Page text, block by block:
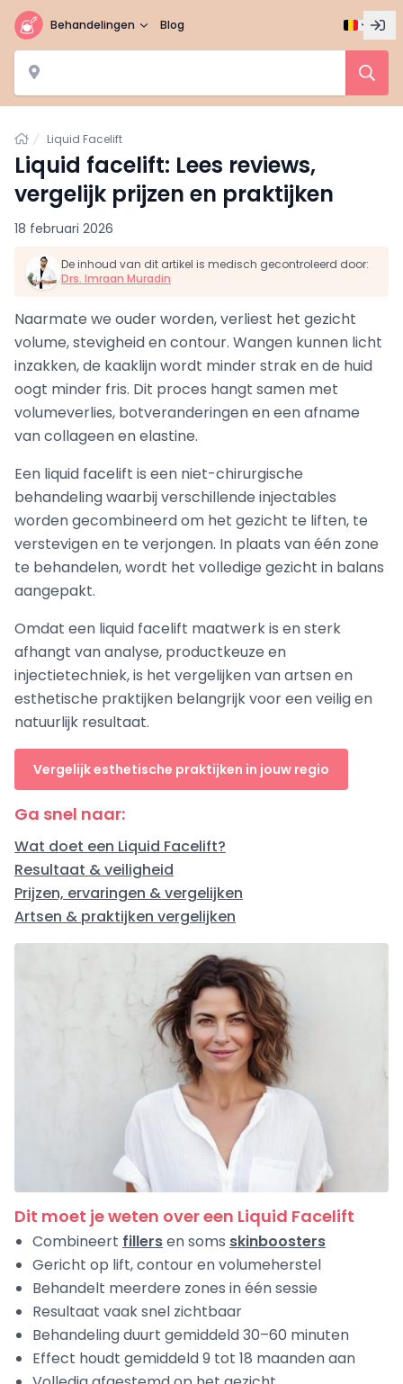
Behandelingen Blog
HomeLiquid Facelift
Liquid facelift: Lees reviews,
vergelijk prijzen en praktijken
18 februari 2026
De inhoud van dit artikel is medisch gecontroleerd door:
Drs. Imraan Muradin
Naarmate we ouder worden, verliest het gezicht
volume, stevigheid en contour. Wangen kunnen licht
inzakken, de kaaklijn wordt minder strak en de huid
oogt minder fris. Dit proces hangt samen met
volumeverlies, botveranderingen en een afname
van collageen en elastine.
Een liquid facelift is een niet-chirurgische
behandeling waarbij verschillende injectables
worden gecombineerd om het gezicht te liften, te
verstevigen en te verjongen. In plaats van één zone
te behandelen, wordt het volledige gezicht in balans
aangepakt.
Omdat een liquid facelift maatwerk is en sterk
afhangt van analyse, productkeuze en
injectietechniek, is het vergelijken van artsen en
esthetische praktijken belangrijk voor een veilig en
natuurlijk resultaat.
Vergelijk esthetische praktijken in jouw regio
Ga snel naar:
Wat doet een Liquid Facelift?
Resultaat & veiligheid
Prijzen, ervaringen & vergelijken
Artsen & praktijken vergelijken
Dit moet je weten over een Liquid Facelift
Combineert fillersen soms skinboosters
Gericht op lift, contour en volumeherstel
Behandelt meerdere zones in één sessie
Resultaat vaak snel zichtbaar
Behandeling duurt gemiddeld 30–60 minuten
Effect houdt gemiddeld 9 tot 18 maanden aan